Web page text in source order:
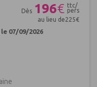
Dès 196€ ttc/
pers
au lieu de225€
07/09/2026